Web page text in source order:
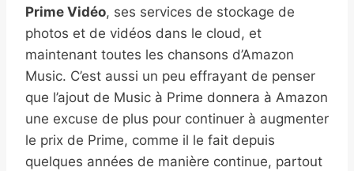
Prime Vidéo, ses services de stockage de
photos et de vidéos dans le cloud, et
maintenant toutes les chansons d’Amazon
Music. C’est aussi un peu effrayant de penser
que l’ajout de Music à Prime donnera à Amazon
une excuse de plus pour continuer à augmenter
le prix de Prime, comme il le fait depuis
quelques années de manière continue, partout